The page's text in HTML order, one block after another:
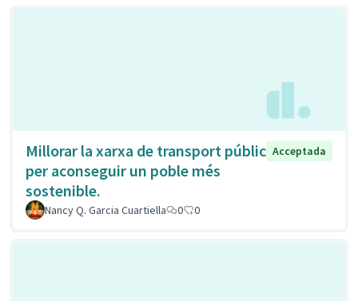
Millorar la xarxa de transport públic
per aconseguir un poble més
sostenible.
Acceptada
Nancy Q. Garcia Cuartiella 0 0